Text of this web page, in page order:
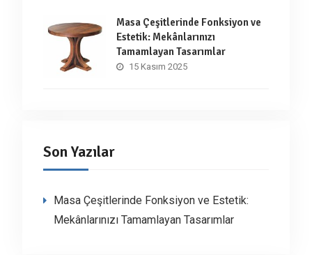
Masa Çeşitlerinde Fonksiyon ve
Estetik: Mekânlarınızı
Tamamlayan Tasarımlar
15 Kasım 2025
Son Yazılar
Masa Çeşitlerinde Fonksiyon ve Estetik:
Mekânlarınızı Tamamlayan Tasarımlar